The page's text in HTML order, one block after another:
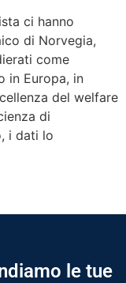
ci hanno
di Norvegia,
come
in Europa, in
del welfare
di
i dati lo
le tue